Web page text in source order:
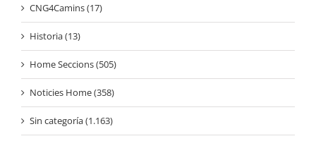
CNG4Camins (17)
Historia (13)
Home Seccions (505)
Noticies Home (358)
Sin categoría (1.163)